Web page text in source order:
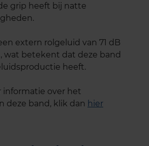
grip heeft bij natte
extern rolgeluid van 71 dB
wat betekent dat deze band
heeft.
informatie over het
deze band, klik dan hier